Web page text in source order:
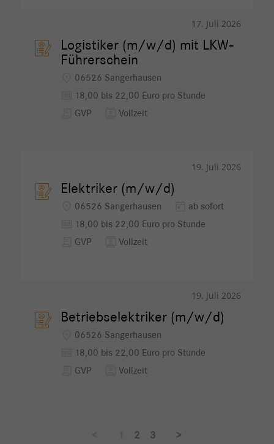
17. Juli 2026
Logistiker (m/w/d) mit LKW-
Führerschein
06526 Sangerhausen
18,00 bis 22,00 Euro pro Stunde
GVP Vollzeit
19. Juli 2026
Elektriker (m/w/d)
06526 Sangerhausen ab sofort
18,00 bis 22,00 Euro pro Stunde
GVP Vollzeit
19. Juli 2026
Betriebselektriker (m/w/d)
06526 Sangerhausen
18,00 bis 22,00 Euro pro Stunde
GVP Vollzeit
2 3 >